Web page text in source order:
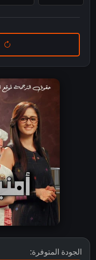
الجودة المتوفرة: